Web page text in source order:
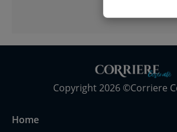
Copyright 2026 ©Corriere
Home